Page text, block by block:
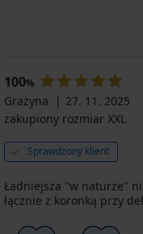
100%
Grażyna
27. 11. 2025
zakupiony rozmiar XXL
Sprawdzony klient
Ładniejsza ''w naturze''
łącznie z koronką przy